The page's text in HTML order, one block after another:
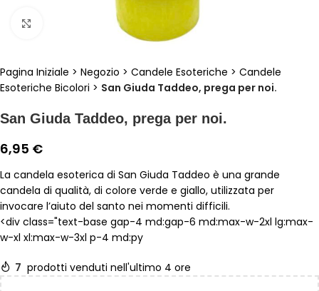
Clicca per ingrandire
Pagina Iniziale > Negozio > Candele Esoteriche > Candele
Esoteriche Bicolori > San Giuda Taddeo, prega per noi.
San Giuda Taddeo, prega per noi.
6,95 €
La candela esoterica di San Giuda Taddeo è una grande
candela di qualità, di colore verde e giallo, utilizzata per
invocare l’aiuto del santo nei momenti difficili.
<div class="text-base gap-4 md:gap-6 md:max-w-2xl lg:max-
w-xl xl:max-w-3xl p-4 md:py
7 prodotti venduti nell'ultimo 4 ore